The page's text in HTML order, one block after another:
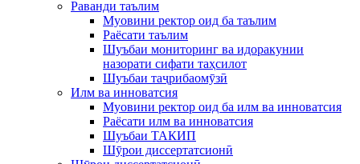
Раванди таълим
Муовини ректор оид ба таълим
Раёсати таълим
Шуъбаи мониторинг ва идоракунии
назорати сифати таҳсилот
Шуъбаи таҷрибаомӯзӣ
Илм ва инноватсия
Муовини ректор оид ба илм ва инноватсия
Раёсати илм ва инноватсия
Шуъбаи ТАКИП
Шӯрои диссертатсионӣ